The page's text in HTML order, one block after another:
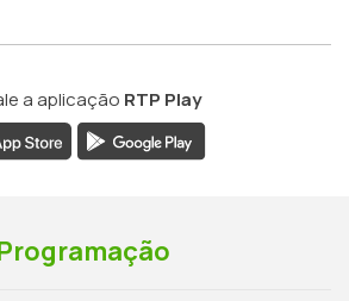
a aplicação RTP Play